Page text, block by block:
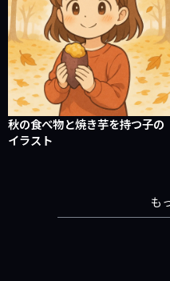
秋の食べ物と焼き芋を持つ子の
イラスト
も